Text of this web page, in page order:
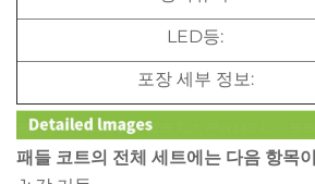
LED등:
포장 세부 정보:
패들 코트의 전체 세트에는 다음 항목